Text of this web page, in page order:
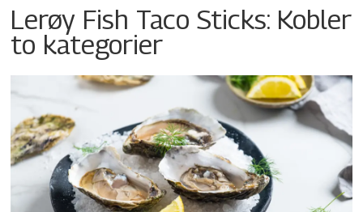
Lerøy Fish Taco Sticks: Kobler
to kategorier